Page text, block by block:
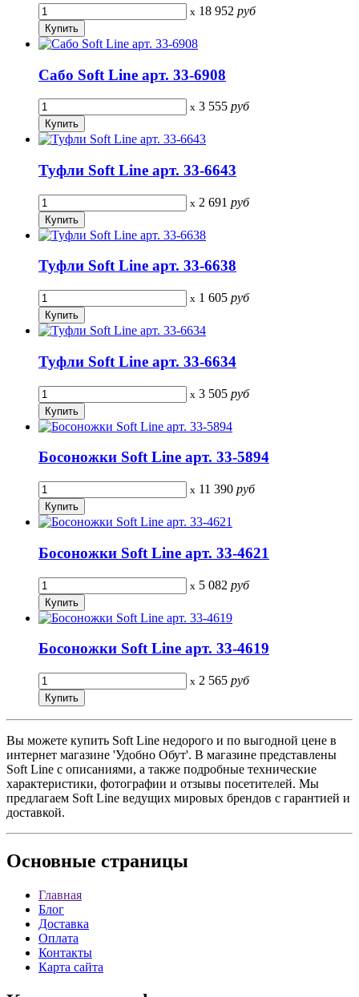
x 18 952 руб
Сабо Soft Line арт. 33-6908
x 3 555 руб
Туфли Soft Line арт. 33-6643
x 2 691 руб
Туфли Soft Line арт. 33-6638
x 1 605 руб
Туфли Soft Line арт. 33-6634
x 3 505 руб
Босоножки Soft Line арт. 33-5894
x 11 390 руб
Босоножки Soft Line арт. 33-4621
x 5 082 руб
Босоножки Soft Line арт. 33-4619
x 2 565 руб
Вы можете купить Soft Line недорого и по выгодной цене в
интернет магазине 'Удобно Обут'. В магазине представлены
Soft Line с описаниями, а также подробные технические
характеристики, фотографии и отзывы посетителей. Мы
предлагаем Soft Line ведущих мировых брендов с гарантией и
доставкой.
Основные страницы
Главная
Блог
Доставка
Оплата
Контакты
Карта сайта